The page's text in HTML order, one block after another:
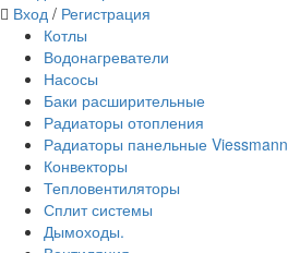
Вход / Регистрация
Котлы
Водонагреватели
Насосы
Баки расширительные
Радиаторы отопления
Радиаторы панельные Viessmann
Конвекторы
Тепловентиляторы
Сплит системы
Дымоходы.